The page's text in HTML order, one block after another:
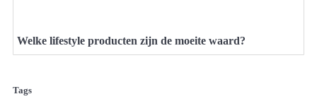
Welke lifestyle producten zijn de moeite waard?
Tags